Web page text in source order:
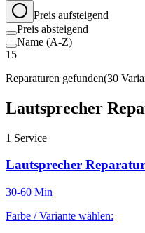
Preis aufsteigend
Preis absteigend
Name (A-Z)
15
Reparaturen gefunden(30
Lautsprecher
1 Service
Lautsprecher
30-60 Min
Farbe / Variante wählen: